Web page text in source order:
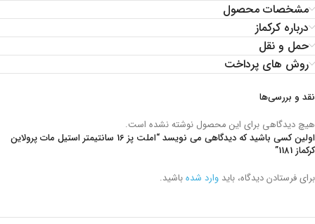
مشخصات محصول
درباره کرکماز
حمل و نقل
روش های پرداخت
نقد و بررسی‌ها
هیچ دیدگاهی برای این محصول نوشته نشده است.
اولین کسی باشید که دیدگاهی می نویسد “املت پز 16 سانتیمتر استیل مات پرولاین
کرکماز 1181”
برای فرستادن دیدگاه، باید وارد شدهباشید.